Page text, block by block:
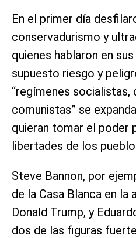
En el primer día
conservadurismo y
quienes hablaron en
supuesto riesgo y
“regímenes socialistas,
comunistas” se
quieran tomar el poder
libertades de los
Steve Bannon, por
de la Casa Blanca en la
Donald Trump, y
dos de las figuras